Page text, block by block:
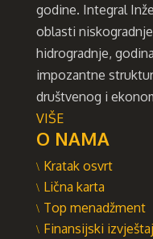
godine. Integral
oblasti
hidrogradnje,
impozantne
društvenog i
VIŠE
O NAMA
Kratak osvrt
Lična karta
Top menadžment
Finansijski izvještaj